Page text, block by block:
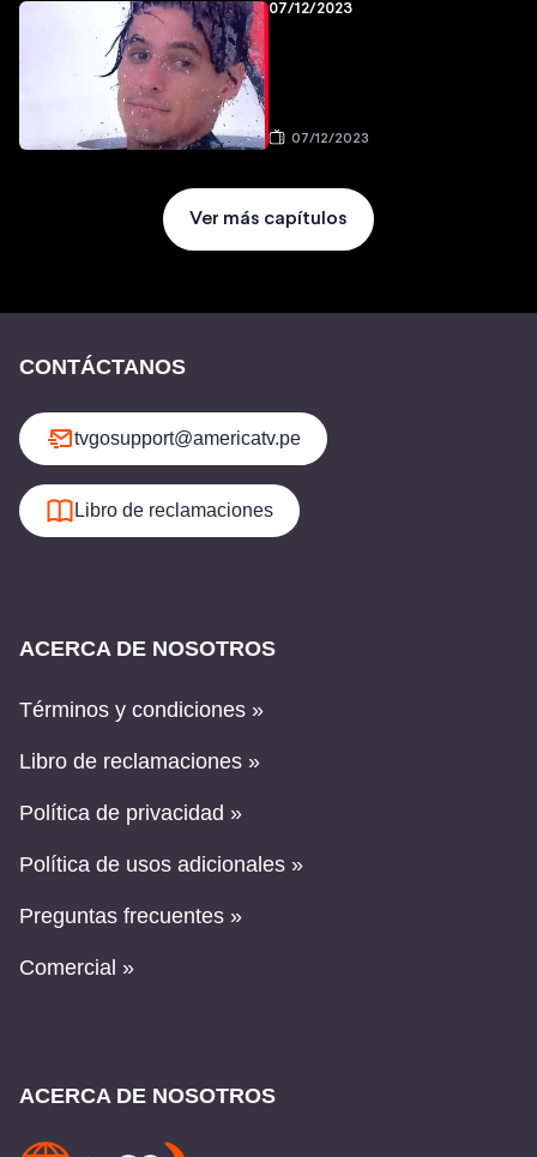
07/12/2023
07/12/2023
Ver más capítulos
CONTÁCTANOS
tvgosupport@americatv.pe
Libro de reclamaciones
ACERCA DE NOSOTROS
Términos y condiciones »
Libro de reclamaciones »
Política de privacidad »
Política de usos adicionales »
Preguntas frecuentes »
Comercial »
ACERCA DE NOSOTROS